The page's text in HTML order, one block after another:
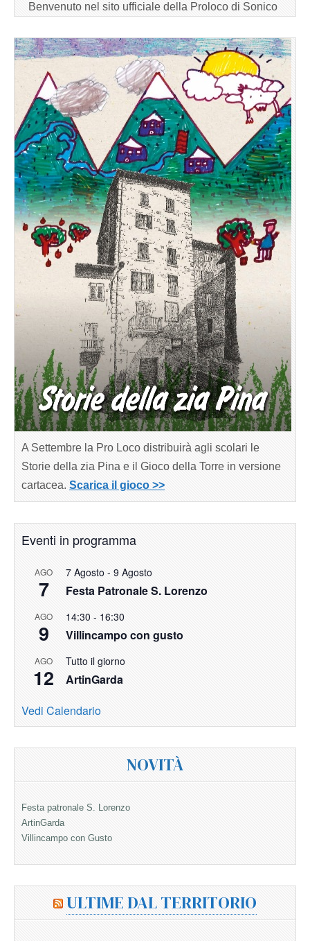
Benvenuto nel sito ufficiale della Proloco di Sonico
A Settembre la Pro Loco distribuirà agli scolari le
Storie della zia Pina e il Gioco della Torre in versione
cartacea. Scarica il gioco >>
Eventi in programma
AGO
7
7 Agosto - 9 Agosto
Festa Patronale S. Lorenzo
AGO
9
14:30 - 16:30
Villincampo con gusto
AGO
12
Tutto il giorno
ArtinGarda
Vedi Calendario
NOVITÀ
Festa patronale S. Lorenzo
ArtinGarda
Villincampo con Gusto
ULTIME DAL TERRITORIO